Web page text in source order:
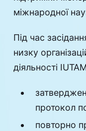
міжнародної
Під час
низку
діяльності
протокол
повторно